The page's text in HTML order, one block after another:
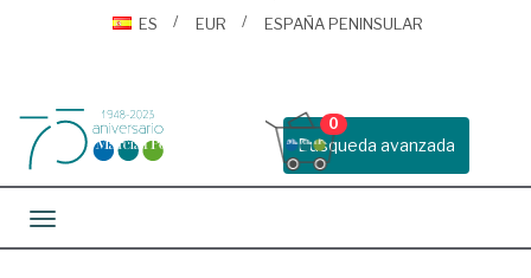
ES
EUR ESPAÑA PENINSULAR
Busqueda avanzada
0
Toggle navigation